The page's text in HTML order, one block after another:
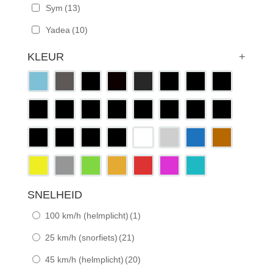
Sym (13)
Yadea (10)
KLEUR +
SNELHEID
100 km/h (helmplicht) (1)
25 km/h (snorfiets) (21)
45 km/h (helmplicht) (20)